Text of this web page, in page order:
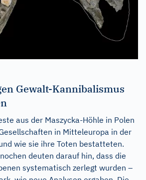
Gewalt-Kannibalismus
aus der Maszycka-Höhle in Polen
in Mitteleuropa in der
wie sie ihre Toten bestatteten.
deuten darauf hin, dass die
systematisch zerlegt wurden –